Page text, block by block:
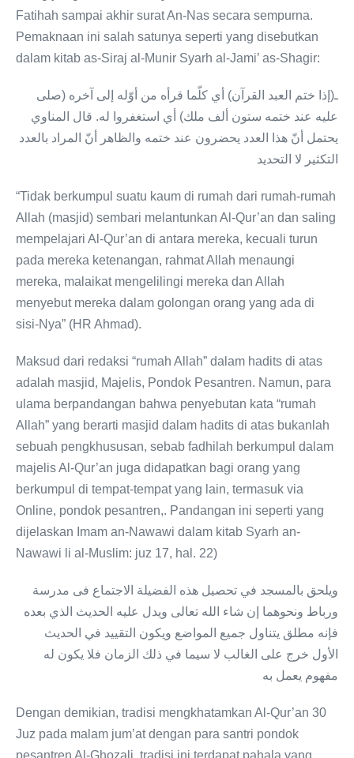
Fatihah sampai akhir surat An-Nas secara sempurna.
Pemaknaan ini salah satunya seperti yang disebutkan
dalam kitab as-Siraj al-Munir Syarh al-Jami’ as-Shagir:
عليه عند ختمه ستون ألف ملك) أي استغفروا له. قال المناوي
يحتمل أنّ هذا العدد يحضرون عند ختمه والظاهر أنّ المراد بالعدد
التكثير لا التحديد
“Tidak berkumpul suatu kaum di rumah dari rumah-rumah
Allah (masjid) sembari melantunkan Al-Qur’an dan saling
mempelajari Al-Qur’an di antara mereka, kecuali turun
pada mereka ketenangan, rahmat Allah menaungi
mereka, malaikat mengelilingi mereka dan Allah
menyebut mereka dalam golongan orang yang ada di
sisi-Nya” (HR Ahmad).
Maksud dari redaksi “rumah Allah” dalam hadits di atas
adalah masjid, Majelis, Pondok Pesantren. Namun, para
ulama berpandangan bahwa penyebutan kata “rumah
Allah” yang berarti masjid dalam hadits di atas bukanlah
sebuah pengkhususan, sebab fadhilah berkumpul dalam
majelis Al-Qur’an juga didapatkan bagi orang yang
berkumpul di tempat-tempat yang lain, termasuk via
Online, pondok pesantren,. Pandangan ini seperti yang
dijelaskan Imam an-Nawawi dalam kitab Syarh an-
Nawawi li al-Muslim: juz 17, hal. 22)
ويلحق بالمسجد في تحصيل هذه الفضيلة الاجتماع فى مدرسة
ورباط ونحوهما إن شاء الله تعالى ويدل عليه الحديث الذي بعده
فإنه مطلق يتناول جميع المواضع ويكون التقييد في الحديث
الأول خرج على الغالب لا سيما في ذلك الزمان فلا يكون له
مفهوم يعمل به
Dengan demikian, tradisi mengkhatamkan Al-Qur’an 30
Juz pada malam jum’at dengan para santri pondok
pesantren Al-Ghozali, tradisi ini terdapat pahala yang